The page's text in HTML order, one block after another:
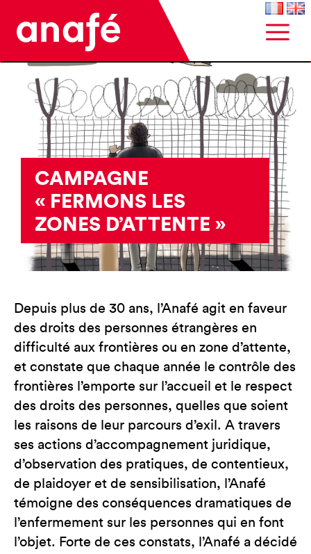
CAMPAGNE
« FERMONS LES
ZONES D’ATTENTE »
Depuis plus de 30 ans, l’Anafé agit en faveur
des droits des personnes étrangères en
difficulté aux frontières ou en zone d’attente,
et constate que chaque année le contrôle des
frontières l’emporte sur l’accueil et le respect
des droits des personnes, quelles que soient
les raisons de leur parcours d’exil. A travers
ses actions d’accompagnement juridique,
d’observation des pratiques, de contentieux,
de plaidoyer et de sensibilisation, l’Anafé
témoigne des conséquences dramatiques de
l’enfermement sur les personnes qui en font
l’objet. Forte de ces constats, l’Anafé a décidé